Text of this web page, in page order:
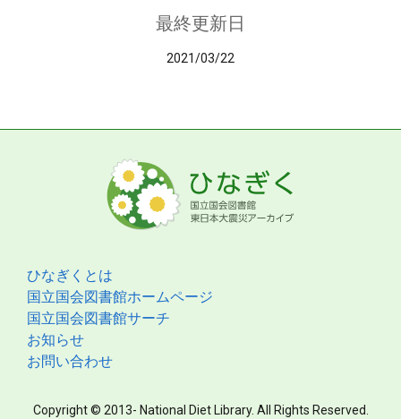
最終更新日
2021/03/22
ひなぎくとは
国立国会図書館ホームページ
国立国会図書館サーチ
お知らせ
お問い合わせ
Copyright © 2013- National Diet Library. All Rights Reserved.